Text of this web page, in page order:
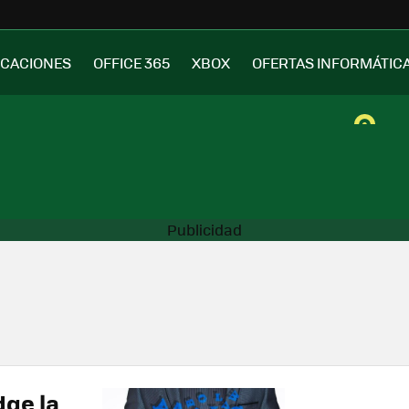
OFFICE 365 XBOX OFERTAS
la